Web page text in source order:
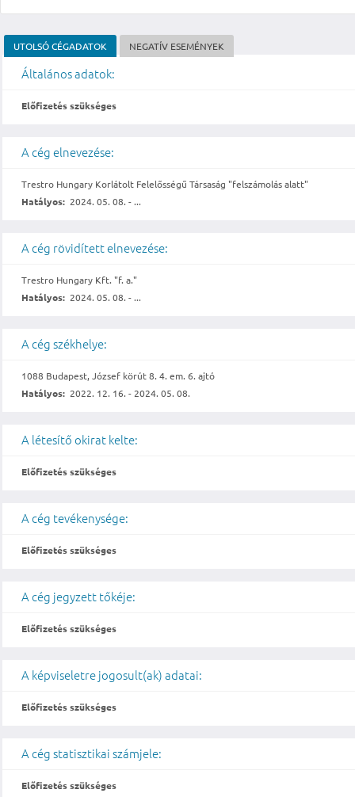
UTOLSÓ CÉGADATOK NEGATÍV ESEMÉNYEK
Általános adatok:
Előfizetés szükséges
A cég elnevezése:
Trestro Hungary Korlátolt Felelősségű Társaság "felszámolás alatt"
Hatályos: 2024. 05. 08. - ...
A cég rövidített elnevezése:
Trestro Hungary Kft. "f. a."
Hatályos: 2024. 05. 08. - ...
A cég székhelye:
1088 Budapest, József körút 8. 4. em. 6. ajtó
Hatályos: 2022. 12. 16. - 2024. 05. 08.
A létesítő okirat kelte:
Előfizetés szükséges
A cég tevékenysége:
Előfizetés szükséges
A cég jegyzett tőkéje:
Előfizetés szükséges
A képviseletre jogosult(ak) adatai:
Előfizetés szükséges
A cég statisztikai számjele:
Előfizetés szükséges